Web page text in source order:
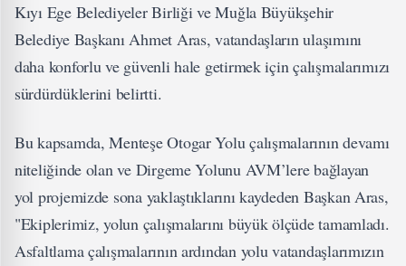
Kıyı Ege Belediyeler Birliği ve Muğla Büyükşehir
Belediye Başkanı Ahmet Aras, vatandaşların ulaşımını
daha konforlu ve güvenli hale getirmek için çalışmalarımızı
sürdürdüklerini belirtti.
Bu kapsamda, Menteşe Otogar Yolu çalışmalarının devamı
niteliğinde olan ve Dirgeme Yolunu AVM’lere bağlayan
yol projemizde sona yaklaştıklarını kaydeden Başkan Aras,
"Ekiplerimiz, yolun çalışmalarını büyük ölçüde tamamladı.
Asfaltlama çalışmalarının ardından yolu vatandaşlarımızın